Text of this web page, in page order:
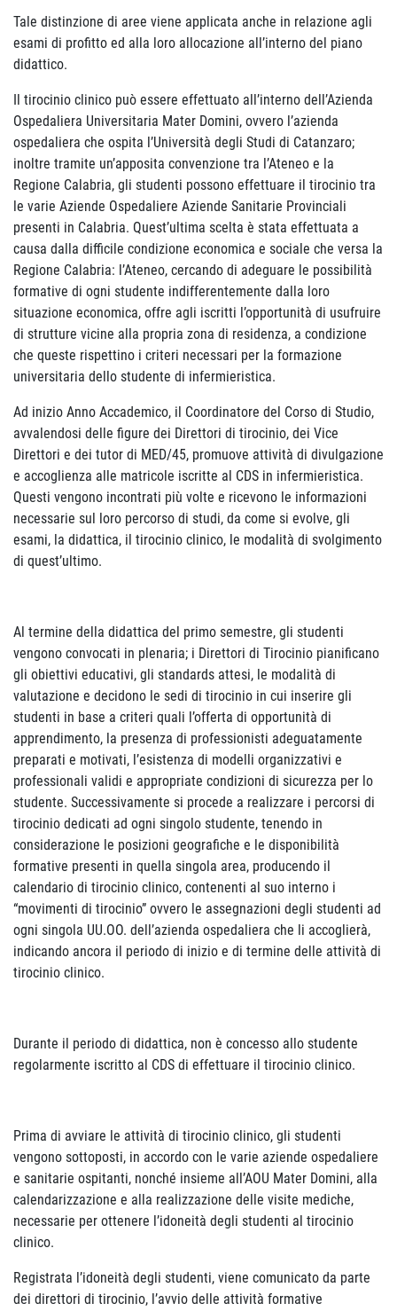
Tale distinzione di aree viene applicata anche in relazione agli
esami di profitto ed alla loro allocazione all’interno del piano
didattico.
Il tirocinio clinico può essere effettuato all’interno dell’Azienda
Ospedaliera Universitaria Mater Domini, ovvero l’azienda
ospedaliera che ospita l’Università degli Studi di Catanzaro;
inoltre tramite un’apposita convenzione tra l’Ateneo e la
Regione Calabria, gli studenti possono effettuare il tirocinio tra
le varie Aziende Ospedaliere Aziende Sanitarie Provinciali
presenti in Calabria. Quest’ultima scelta è stata effettuata a
causa dalla difficile condizione economica e sociale che versa la
Regione Calabria: l’Ateneo, cercando di adeguare le possibilità
formative di ogni studente indifferentemente dalla loro
situazione economica, offre agli iscritti l’opportunità di usufruire
di strutture vicine alla propria zona di residenza, a condizione
che queste rispettino i criteri necessari per la formazione
universitaria dello studente di infermieristica.
Ad inizio Anno Accademico, il Coordinatore del Corso di Studio,
avvalendosi delle figure dei Direttori di tirocinio, dei Vice
Direttori e dei tutor di MED/45, promuove attività di divulgazione
e accoglienza alle matricole iscritte al CDS in infermieristica.
Questi vengono incontrati più volte e ricevono le informazioni
necessarie sul loro percorso di studi, da come si evolve, gli
esami, la didattica, il tirocinio clinico, le modalità di svolgimento
di quest’ultimo.
Al termine della didattica del primo semestre, gli studenti
vengono convocati in plenaria; i Direttori di Tirocinio pianificano
gli obiettivi educativi, gli standards attesi, le modalità di
valutazione e decidono le sedi di tirocinio in cui inserire gli
studenti in base a criteri quali l’offerta di opportunità di
apprendimento, la presenza di professionisti adeguatamente
preparati e motivati, l’esistenza di modelli organizzativi e
professionali validi e appropriate condizioni di sicurezza per lo
studente. Successivamente si procede a realizzare i percorsi di
tirocinio dedicati ad ogni singolo studente, tenendo in
considerazione le posizioni geografiche e le disponibilità
formative presenti in quella singola area, producendo il
calendario di tirocinio clinico, contenenti al suo interno i
“movimenti di tirocinio” ovvero le assegnazioni degli studenti ad
ogni singola UU.OO. dell’azienda ospedaliera che li accoglierà,
indicando ancora il periodo di inizio e di termine delle attività di
tirocinio clinico.
Durante il periodo di didattica, non è concesso allo studente
regolarmente iscritto al CDS di effettuare il tirocinio clinico.
Prima di avviare le attività di tirocinio clinico, gli studenti
vengono sottoposti, in accordo con le varie aziende ospedaliere
e sanitarie ospitanti, nonché insieme all’AOU Mater Domini, alla
calendarizzazione e alla realizzazione delle visite mediche,
necessarie per ottenere l’idoneità degli studenti al tirocinio
clinico.
Registrata l’idoneità degli studenti, viene comunicato da parte
dei direttori di tirocinio, l’avvio delle attività formative